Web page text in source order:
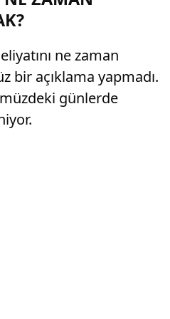
ne zaman
bir açıklama yapmadı.
günlerde